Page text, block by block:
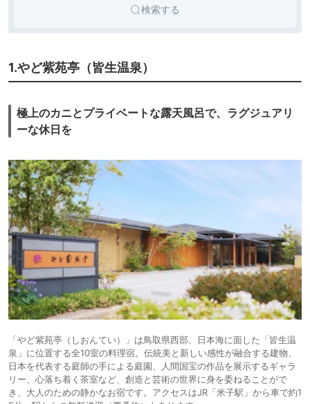
検索する
1.やど紫苑亭（皆生温泉）
極上のカニとプライベートな露天風呂で、ラグジュアリ
ーな休日を
「やど紫苑亭（しおんてい）」は鳥取県西部、日本海に面した「皆生温
泉」に位置する全10室の料理宿。伝統美と新しい感性が融合する建物、
日本を代表する庭師の手による庭園、人間国宝の作品を展示するギャラ
リー、心落ち着く茶室など、創造と芸術の世界に身を委ねることがで
き、大人のための静かなお宿です。アクセスはJR「米子駅」から車で約1